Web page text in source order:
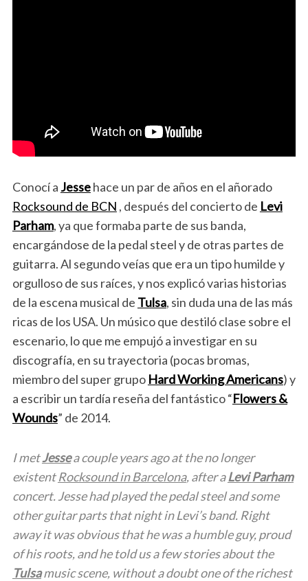
Conocí a Jessehace un par de años en el añorado
Rocksound de BCN , después del concierto de Levi
Parham, ya que formaba parte de sus banda,
encargándose de la pedal steel y de otras partes de
guitarra. Al segundo veías que era un tipo humilde y
orgulloso de sus raíces, y nos explicó varias historias
de la escena musical de Tulsa, sin duda una de las más
ricas de los USA. Un músico que destiló clase sobre el
escenario, lo que me empujó a investigar en su
discografía, en su trayectoria (pocas bromas,
miembro del super grupo Hard Working Americans) y
a escribir un tardía reseña del fantástico “Flowers &
Wounds” de 2014.
I metJessea couple years ago at the no longer
existentRocksound in Barcelona, after aLevi Parham
concert. Jesse had played the pedal steel and some
other guitar parts that night in Levi’s band. Right
away it was obvious that he was a humble guy, proud
of his roots, and he told us a few stories about the
Tulsamusic scene, without a doubt one of the richest